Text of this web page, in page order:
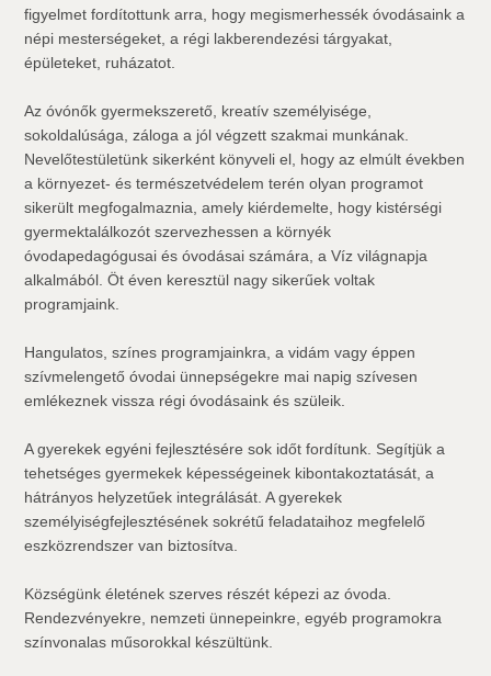
figyelmet fordítottunk arra, hogy megismerhessék óvodásaink a
népi mesterségeket, a régi lakberendezési tárgyakat,
épületeket, ruházatot.
Az óvónők gyermekszerető, kreatív személyisége,
sokoldalúsága, záloga a jól végzett szakmai munkának.
Nevelőtestületünk sikerként könyveli el, hogy az elmúlt években
a környezet- és természetvédelem terén olyan programot
sikerült megfogalmaznia, amely kiérdemelte, hogy kistérségi
gyermektalálkozót szervezhessen a környék
óvodapedagógusai és óvodásai számára, a Víz világnapja
alkalmából. Öt éven keresztül nagy sikerűek voltak
programjaink.
Hangulatos, színes programjainkra, a vidám vagy éppen
szívmelengető óvodai ünnepségekre mai napig szívesen
emlékeznek vissza régi óvodásaink és szüleik.
A gyerekek egyéni fejlesztésére sok időt fordítunk. Segítjük a
tehetséges gyermekek képességeinek kibontakoztatását, a
hátrányos helyzetűek integrálását. A gyerekek
személyiségfejlesztésének sokrétű feladataihoz megfelelő
eszközrendszer van biztosítva.
Községünk életének szerves részét képezi az óvoda.
Rendezvényekre, nemzeti ünnepeinkre, egyéb programokra
színvonalas műsorokkal készültünk.